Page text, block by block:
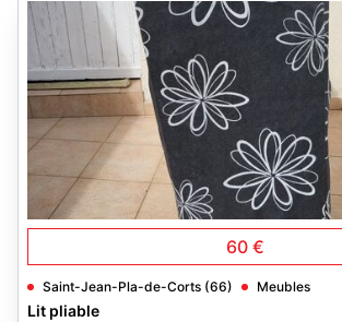
60 €
Saint-Jean-Pla-de-Corts (66) Meubles
Lit pliable